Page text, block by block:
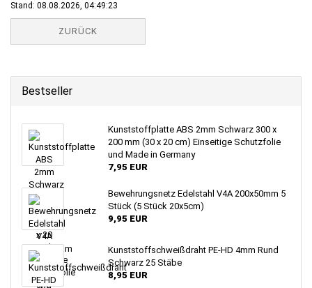
Stand: 08.08.2026, 04:49:23
ZURÜCK
Bestseller
Kunststoffplatte ABS 2mm Schwarz 300 x
200 mm (30 x 20 cm) Einseitige Schutzfolie
und Made in Germany
7,95 EUR
Bewehrungsnetz Edelstahl V4A 200x50mm 5
Stück (5 Stück 20x5cm)
9,95 EUR
Kunststoffschweißdraht PE-HD 4mm Rund
Schwarz 25 Stäbe
8,95 EUR